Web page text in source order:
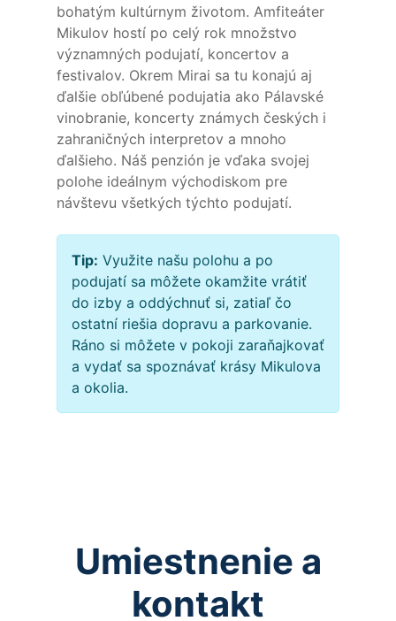
bohatým kultúrnym životom. Amfiteáter
Mikulov hostí po celý rok množstvo
významných podujatí, koncertov a
festivalov. Okrem Mirai sa tu konajú aj
ďalšie obľúbené podujatia ako Pálavské
vinobranie, koncerty známych českých i
zahraničných interpretov a mnoho
ďalšieho. Náš penzión je vďaka svojej
polohe ideálnym východiskom pre
návštevu všetkých týchto podujatí.
Tip: Využite našu polohu a po
podujatí sa môžete okamžite vrátiť
do izby a oddýchnuť si, zatiaľ čo
ostatní riešia dopravu a parkovanie.
Ráno si môžete v pokoji zaraňajkovať
a vydať sa spoznávať krásy Mikulova
a okolia.
Umiestnenie a
kontakt